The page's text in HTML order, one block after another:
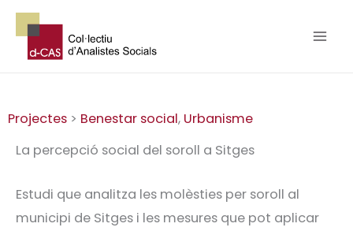
Vés
contingut
Projectes > Benestar social, Urbanisme
La percepció social del soroll a Sitges
Estudi que analitza les molèsties per soroll al
municipi de Sitges i les mesures que pot aplicar